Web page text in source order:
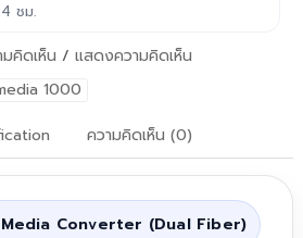
ชม.
คิดเห็น / แสดงความคิดเห็น
1000
ความคิดเห็น (0)
Converter (Dual Fiber)